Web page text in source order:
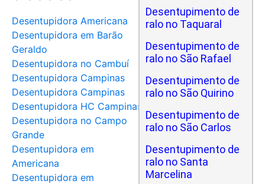
Desentupidora Americana
Desentupidora em Barão
Geraldo
Desentupidora no Cambuí
Desentupidora Campinas
Desentupidora Campinas
Desentupidora HC Campinas
Desentupidora no Campo
Grande
Desentupidora em
Americana
Desentupidora em
Desentupimento de
ralo no Taquaral
Desentupimento de
ralo no São Rafael
Desentupimento de
ralo no São Quirino
Desentupimento de
ralo no São Carlos
Desentupimento de
ralo no Santa
Marcelina